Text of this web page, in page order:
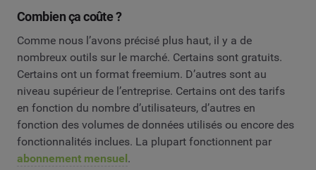
Combien ça coûte ?
Comme nous l’avons précisé plus haut, il y a de
nombreux outils sur le marché. Certains sont gratuits.
Certains ont un format freemium. D’autres sont au
niveau supérieur de l’entreprise. Certains ont des tarifs
en fonction du nombre d’utilisateurs, d’autres en
fonction des volumes de données utilisés ou encore des
fonctionnalités inclues. La plupart fonctionnent par
abonnement mensuel.